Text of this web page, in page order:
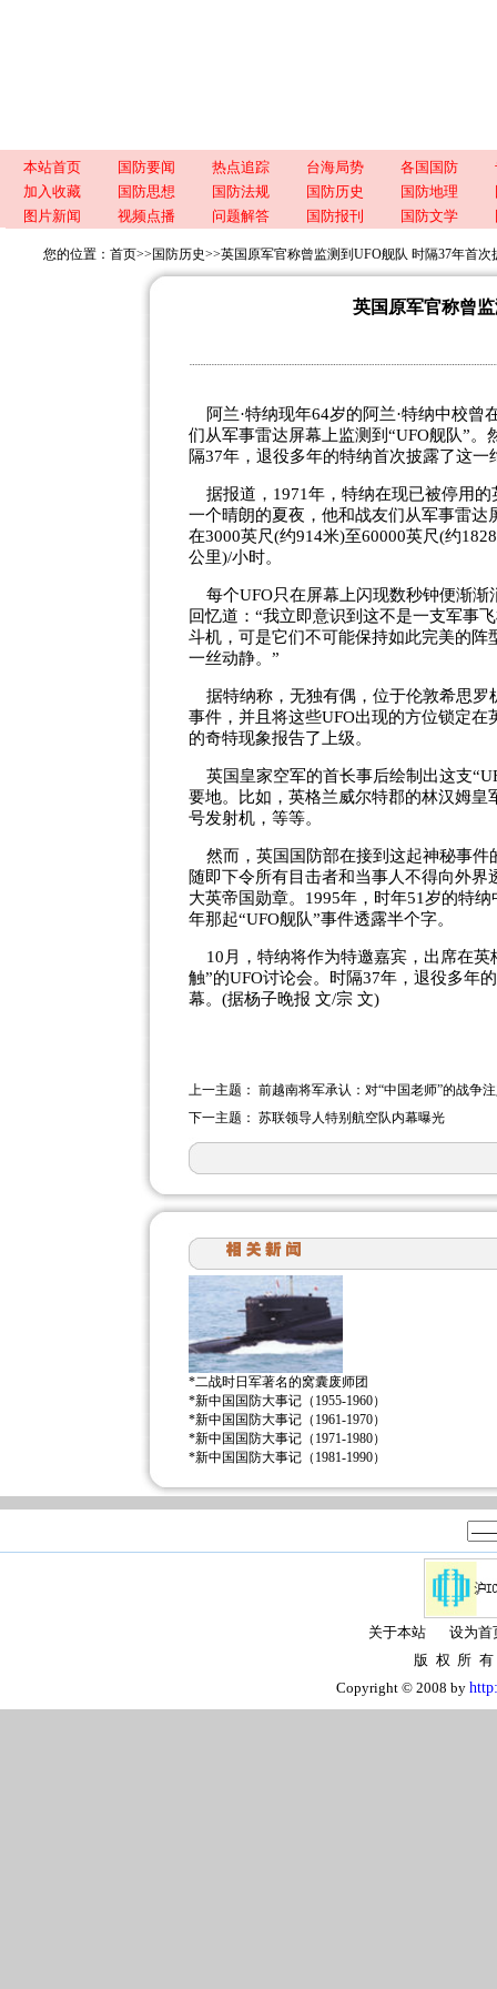
本站首页 国防要闻 热点追踪 台海局势 各国国防
加入收藏
国防思想 国防法规 国防历史 国防地理
图片新闻
视频点播 问题解答 国防报刊 国防文学
您的位置： 首页>> 国防历史>>英国原军官称曾监测到UFO舰队 时隔37年首次
英国原军官称曾
阿兰·特纳现年64岁的阿兰·特纳中校曾
们从军事雷达屏幕上监测到“UFO舰队”
隔37年，退役多年的特纳首次披露了这一
据报道，1971年，特纳在现已被停用的
一个晴朗的夏夜，他和战友们从军事雷达
在3000英尺(约914米)至60000英尺(约
公里)/小时。
每个UFO只在屏幕上闪现数秒钟便渐渐
回忆道：“我立即意识到这不是一支军事
斗机，可是它们不可能保持如此完美的
一丝动静。”
据特纳称，无独有偶，位于伦敦希思罗
事件，并且将这些UFO出现的方位锁定
的奇特现象报告了上级。
英国皇家空军的首长事后绘制出这支
要地。比如，英格兰威尔特郡的林汉姆
号发射机，等等。
然而，英国国防部在接到这起神秘事件
随即下令所有目击者和当事人不得向外
大英帝国勋章。1995年，时年51岁的特
年那起“UFO舰队”事件透露半个字。
10月，特纳将作为特邀嘉宾，出席在英
触”的UFO讨论会。时隔37年，退役多年
幕。(据杨子晚报 文/宗 文)
上一主题： 前越南将军承认：对“中国老师”的战争
下一主题： 苏联领导人特别航空队内幕曝光
*二战时日军著名的窝囊废师团
*新中国国防大事记（1955-1960）
*新中国国防大事记（1961-1970）
*新中国国防大事记（1971-1980）
*新中国国防大事记（1981-1990）